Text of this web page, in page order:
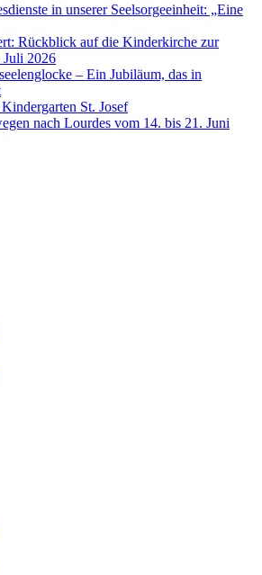
in unserer Seelsorgeeinheit: „Eine
Rückblick auf die Kinderkirche zur
2026
– Ein Jubiläum, das in
St. Josef
nach Lourdes vom 14. bis 21. Juni